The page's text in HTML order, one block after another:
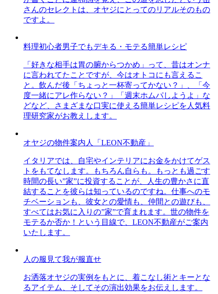
さんのセレクトは、オヤジにとってのリアルそのもの
ですよ。
料理初心者男子でもデキる・モテる簡単レシピ
「好きな相手は胃の腑からつかめ」って、昔はオンナ
に言われてたことですが、今はオトコにも言えるこ
と。飲んだ後「ちょっと一杯寄ってかない？」、「今
度一緒にアレ作らない？」「週末ホムパしようよ」な
どなど、さまざまな口実に使える簡単レシピを人気料
理研究家がお教えします。
オヤジの物件案内人「LEON不動産」
イタリアでは、自宅やインテリアにお金をかけてゲス
トをもてなします。もちろん自らも。もっとも過ごす
時間の長い”家”に投資することが、人生の豊かさに直
結することを彼らは知っているのですね。仕事へのモ
チベーションも、彼女との愛情も、仲間との遊びも、
すべてはお気に入りの”家”で育まれます。世の物件を
モテるか否か！という目線で、LEON不動産がご案内
いたします。
人の服見て我が服直せ
お洒落オヤジの実例をもとに、着こなし術とキーとな
るアイテム、そしてその演出効果をお伝えします。